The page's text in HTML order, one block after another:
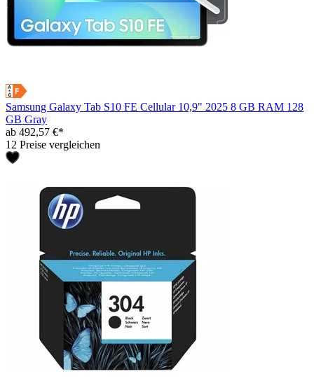
Samsung Galaxy Tab S10 FE Cellular 10,9" 2025 8 GB RAM 128
GB Gray
ab 492,57 €*
12 Preise vergleichen